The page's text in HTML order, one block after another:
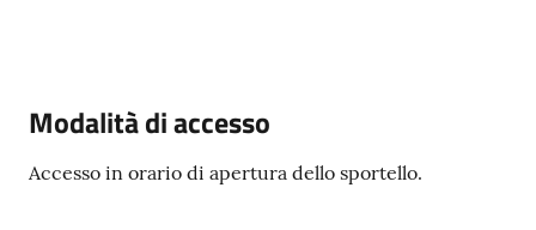
Modalità di accesso
Accesso in orario di apertura dello sportello.